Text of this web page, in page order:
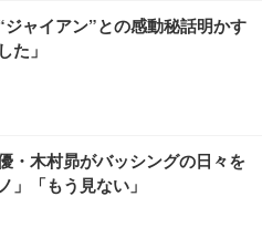
ェア デスクチェア 疲れない テレ
バックレスト 30度ロッキング機
気性メッシュ ゲーミング/勉強/事
コンチェア (ブラック)
ェア デスクチェア 疲れない テレ
バックレスト 30度ロッキング機
ミングモニター DualSense 充電
ZDM1J）
E2724HS 27インチ 液晶モニタ
）VA 非光沢 HDMI/DisplayP
ネオ・オムツ L 中型犬用 26枚入
ートベーシック) 【Amazon.co.jp
アイリスオーヤマ ペットシーツ
ャイアン”との感動秘話明かす
た」
・木村昴がバッシングの日々を
」「もう見ない」